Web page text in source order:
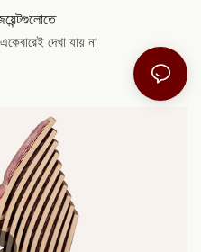
দেখা যায় না